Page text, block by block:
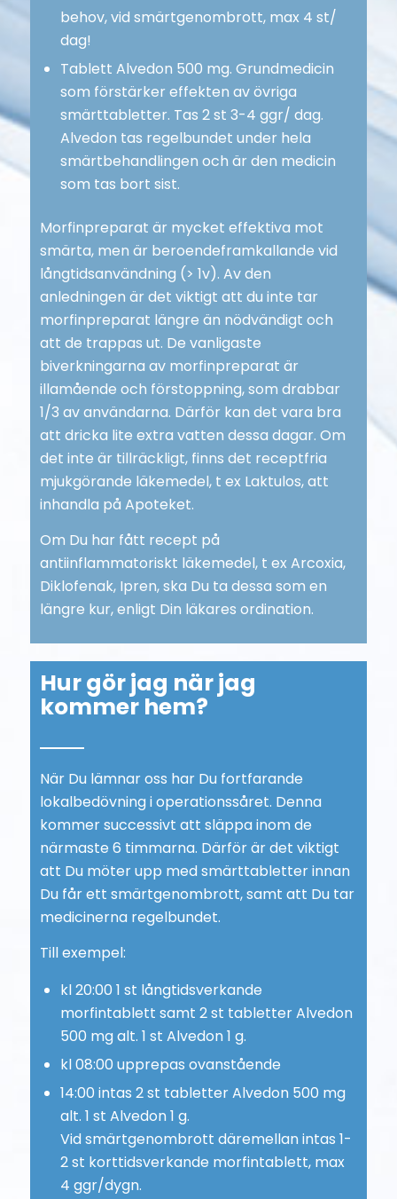
behov, vid smärtgenombrott, max 4 st/
dag!
Tablett Alvedon 500 mg. Grundmedicin
som förstärker effekten av övriga
smärttabletter. Tas 2 st 3-4 ggr/ dag.
Alvedon tas regelbundet under hela
smärtbehandlingen och är den medicin
som tas bort sist.
Morfinpreparat är mycket effektiva mot
smärta, men är beroendeframkallande vid
långtidsanvändning (> 1v). Av den
anledningen är det viktigt att du inte tar
morfinpreparat längre än nödvändigt och
att de trappas ut. De vanligaste
biverkningarna av morfinpreparat är
illamående och förstoppning, som drabbar
1/3 av användarna. Därför kan det vara bra
att dricka lite extra vatten dessa dagar. Om
det inte är tillräckligt, finns det receptfria
mjukgörande läkemedel, t ex Laktulos, att
inhandla på Apoteket.
Om Du har fått recept på
antiinflammatoriskt läkemedel, t ex Arcoxia,
Diklofenak, Ipren, ska Du ta dessa som en
längre kur, enligt Din läkares ordination.
Hur gör jag när jag
kommer hem?
När Du lämnar oss har Du fortfarande
lokalbedövning i operationssåret. Denna
kommer successivt att släppa inom de
närmaste 6 timmarna. Därför är det viktigt
att Du möter upp med smärttabletter innan
Du får ett smärtgenombrott, samt att Du tar
medicinerna regelbundet.
Till exempel:
kl 20:00 1 st långtidsverkande
morfintablett samt 2 st tabletter Alvedon
500 mg alt. 1 st Alvedon 1 g.
kl 08:00 upprepas ovanstående
14:00 intas 2 st tabletter Alvedon 500 mg
alt. 1 st Alvedon 1 g.
Vid smärtgenombrott däremellan intas 1-
2 st korttidsverkande morfintablett, max
4 ggr/dygn.